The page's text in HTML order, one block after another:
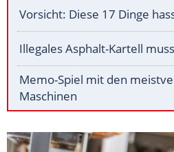
Vorsicht: Diese 17 Dinge
Illegales Asphalt-Kartell
Memo-Spiel mit den
Maschinen